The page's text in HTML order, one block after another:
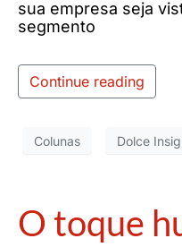
sua empresa seja
segmento
Continue reading
Colunas Dolce
O toque